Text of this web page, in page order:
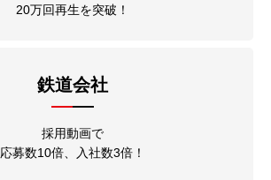
20万回再生を突破！
鉄道会社
採用動画で
応募数10倍、入社数3倍！